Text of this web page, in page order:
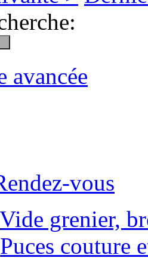
avancée
vous
Vide grenier,
Puces couture